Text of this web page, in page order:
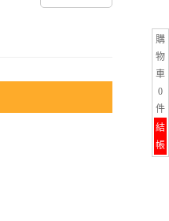
購
物
車
0
件
結
帳